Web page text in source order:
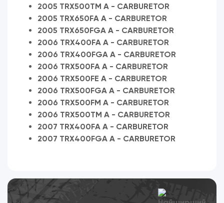
2005 TRX500TM A - CARBURETOR
2005 TRX650FA A - CARBURETOR
2005 TRX650FGA A - CARBURETOR
2006 TRX400FA A - CARBURETOR
2006 TRX400FGA A - CARBURETOR
2006 TRX500FA A - CARBURETOR
2006 TRX500FE A - CARBURETOR
2006 TRX500FGA A - CARBURETOR
2006 TRX500FM A - CARBURETOR
2006 TRX500TM A - CARBURETOR
2007 TRX400FA A - CARBURETOR
2007 TRX400FGA A - CARBURETOR
Переглянути